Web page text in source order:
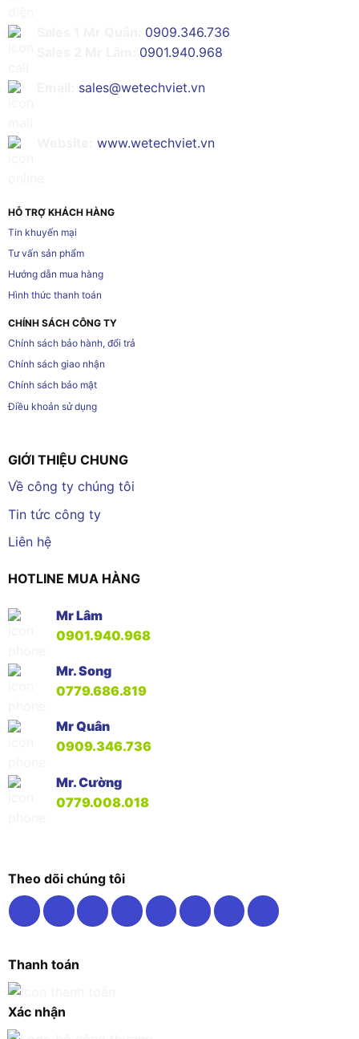
0909.346.736
0901.940.968
sales@wetechviet.vn
www.wetechviet.vn
HỖ TRỢ KHÁCH HÀNG
Tin khuyến mại
Tư vấn sản phẩm
Hướng dẫn mua hàng
Hình thức thanh toán
CHÍNH SÁCH CÔNG TY
Chính sách bảo hành, đổi trả
Chính sách giao nhận
Chính sách bảo mật
Điều khoản sử dụng
GIỚI THIỆU CHUNG
Về công ty chúng tôi
Tin tức công ty
Liên hệ
HOTLINE MUA HÀNG
Mr Lâm
0901.940.968
Mr. Song
0779.686.819
Mr Quân
0909.346.736
Mr. Cường
0779.008.018
Theo dõi chúng tôi
Thanh toán
Xác nhận